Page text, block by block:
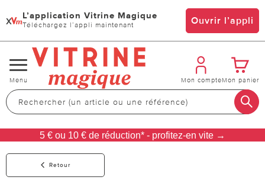
x L’application Vitrine Magique
Téléchargez l’appli maintenant Ouvrir l’appli
Changer
de
navigation
Menu Mon compteMon panier
5 € ou 10 € de réduction* - profitez-en vite →
Retour